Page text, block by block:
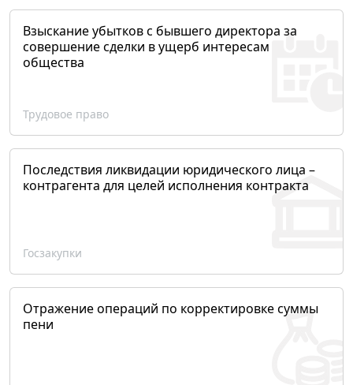
Взыскание убытков с бывшего директора за
совершение сделки в ущерб интересам
общества
Трудовое право
Последствия ликвидации юридического лица –
контрагента для целей исполнения контракта
Госзакупки
Отражение операций по корректировке суммы
пени